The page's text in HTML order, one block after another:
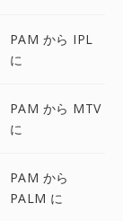
PAM から IPL
に
PAM から MTV
に
PAM から
PALM に